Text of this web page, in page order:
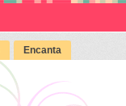
Encanta